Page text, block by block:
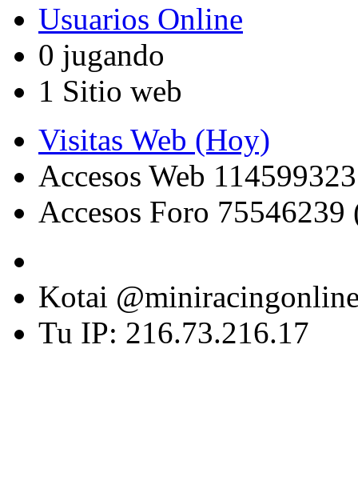
Usuarios Online
0 jugando
1 Sitio web
Visitas Web (Hoy)
Accesos Web
Accesos Foro 75546239
Kotai
Tu IP: 216.73.216.17